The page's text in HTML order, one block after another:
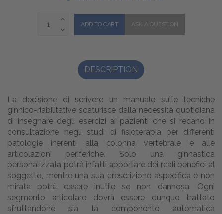
DESCRIPTION
La decisione di scrivere un manuale sulle tecniche
ginnico-riabilitative scaturisce dalla necessità quotidiana
di insegnare degli esercizi ai pazienti che si recano in
consultazione negli studi di fisioterapia per differenti
patologie inerenti alla colonna vertebrale e alle
articolazioni periferiche. Solo una ginnastica
personalizzata potrà infatti apportare dei reali benefici al
soggetto, mentre una sua prescrizione aspecifica e non
mirata potrà essere inutile se non dannosa. Ogni
segmento articolare dovrà essere dunque trattato
sfruttandone sia la componente automatica